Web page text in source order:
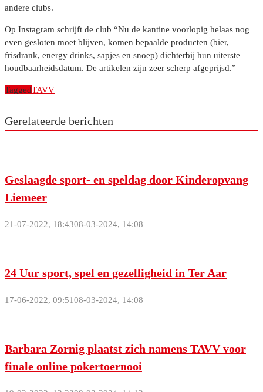
andere clubs.
Op Instagram schrijft de club “Nu de kantine voorlopig helaas nog
even gesloten moet blijven, komen bepaalde producten (bier,
frisdrank, energy drinks, sapjes en snoep) dichterbij hun uiterste
houdbaarheidsdatum. De artikelen zijn zeer scherp afgeprijsd.”
TaggedTAVV
Gerelateerde berichten
Geslaagde sport- en speldag door Kinderopvang
Liemeer
21-07-2022, 18:4308-03-2024, 14:08
24 Uur sport, spel en gezelligheid in Ter Aar
17-06-2022, 09:5108-03-2024, 14:08
Barbara Zornig plaatst zich namens TAVV voor
finale online pokertoernooi